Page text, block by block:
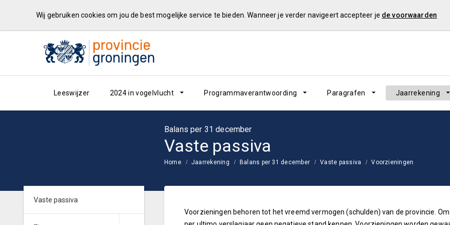
Wij gebruiken cookies om jou de best mogelijke service te bieden. Wanneer je verder navigeert accepteer je de voorwaarden
Leeswijzer 2024 in vogelvlucht Programmaverantwoording Paragrafen Jaarrekening
Balans per 31 december
Vaste passiva
Home Jaarrekening Balans per 31 december Vaste passiva Voorzieningen
Vaste passiva
Voorzieningen behoren tot het vreemd vermogen (schulden) van de provincie.